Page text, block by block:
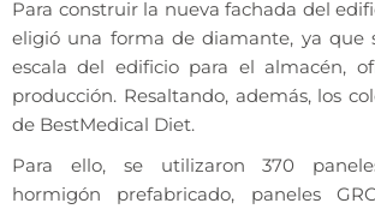
Para construir la nueva fachada del
eligió una forma de diamante, ya que
escala del edificio para el almacén,
producción. Resaltando, además, los
de BestMedical Diet.
Para ello, se utilizaron 370
hormigón prefabricado, paneles